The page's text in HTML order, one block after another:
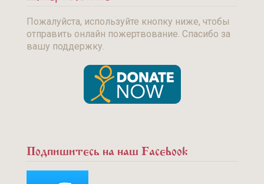
Пожалуйста, используйте кнопку ниже, чтобы
отправить онлайн пожертвование. Спасибо за
вашу поддержку.
Подпишитесь на наш Facebook